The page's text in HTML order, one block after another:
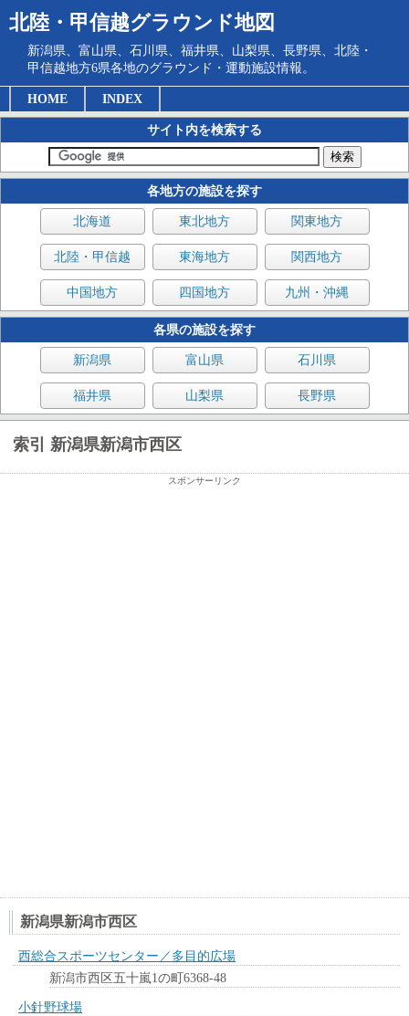
北陸・甲信越グラウンド地図
新潟県、富山県、石川県、福井県、山梨県、長野県、北陸・
甲信越地方6県各地のグラウンド・運動施設情報。
HOME INDEX
サイト内を検索する
各地方の施設を探す
北海道 東北地方 関東地方
北陸・甲信越 東海地方 関西地方
中国地方 四国地方 九州・沖縄
各県の施設を探す
新潟県 富山県 石川県
福井県 山梨県 長野県
索引 新潟県新潟市西区
スポンサーリンク
新潟県新潟市西区
西総合スポーツセンター／多目的広場
新潟市西区五十嵐1の町6368-48
小針野球場